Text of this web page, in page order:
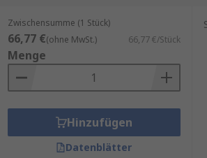
eine zentrale Komponente moderner
und Systemkompatibilität
Marken wieRS PRO
Zuverlässigkeit stehen.
Zwischensumme (1 Stück)
66,77 €(ohne MwSt.) 66,77 €/Stück
Menge
Hinzufügen
Datenblätter